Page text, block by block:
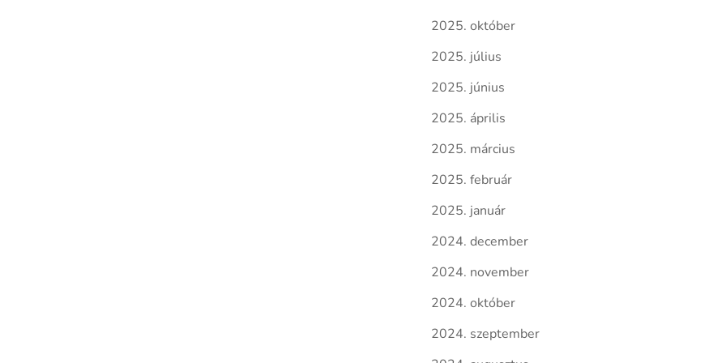
2025. október
2025. július
2025. június
2025. április
2025. március
2025. február
2025. január
2024. december
2024. november
2024. október
2024. szeptember